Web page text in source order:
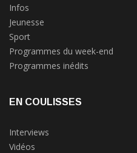
Infos
Jeunesse
Sport
Programmes du week-end
Programmes inédits
EN COULISSES
Interviews
Vidéos